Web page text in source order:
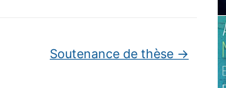
Soutenance de thèse →